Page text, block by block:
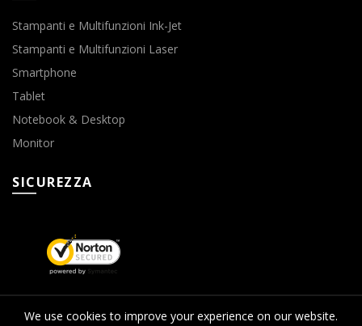
Stampanti e Multifunzioni Ink-Jet
Stampanti e Multifunzioni Laser
Smartphone
Tablet
Notebook & Desktop
Monitor
SICUREZZA
We use cookies to improve your experience on our website.